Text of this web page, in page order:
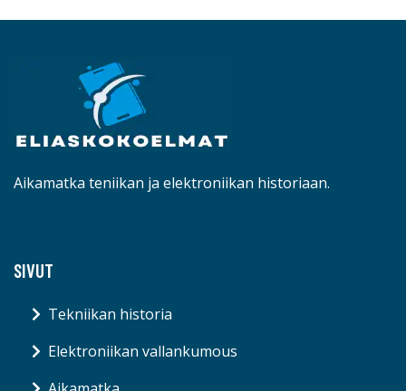
Aikamatka teniikan ja elektroniikan historiaan.
SIVUT
Tekniikan historia
Elektroniikan vallankumous